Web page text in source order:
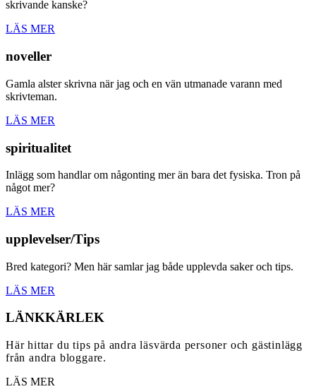
skrivande kanske?
LÄS MER
noveller
Gamla alster skrivna när jag och en vän utmanade varann med
skrivteman.
LÄS MER
spiritualitet
Inlägg som handlar om någonting mer än bara det fysiska. Tron på
något mer?
LÄS MER
upplevelser/Tips
Bred kategori? Men här samlar jag både upplevda saker och tips.
LÄS MER
LÄNKKÄRLEK
Här hittar du tips på andra läsvärda personer och gästinlägg
från andra bloggare.
LÄS MER